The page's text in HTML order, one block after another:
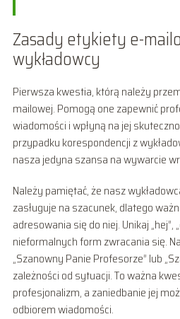
Zasady etykiety e-
wykładowcy
Pierwsza kwestia, którą należy
mailowej. Pomogą one zapewnić
wiadomości i wpłyną na jej
przypadku korespondencji z
nasza jedyna szansa na wywarcie
Należy pamiętać, że nasz
zasługuje na szacunek, dlatego
adresowania się do niej. Unikaj „hej”,
nieformalnych form zwracania się.
„Szanowny Panie Profesorze” lub
zależności od sytuacji. To ważna
profesjonalizm, a zaniedbanie jej
odbiorem wiadomości.